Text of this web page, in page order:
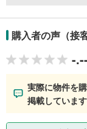
購入者の声（接
-.--
実際に物件を
掲載しています